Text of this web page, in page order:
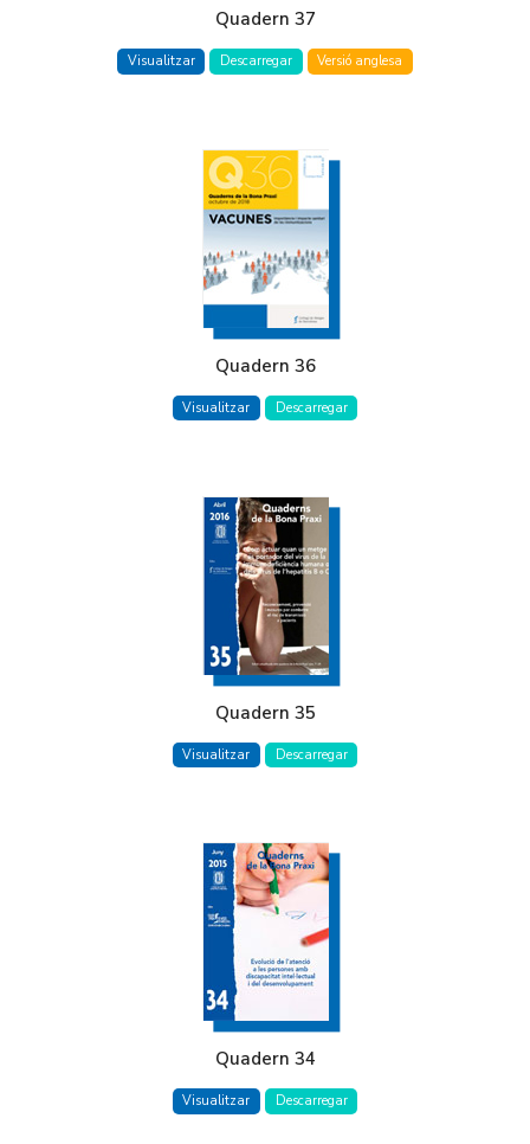
Quadern 37
Visualitzar Descarregar Versió anglesa
Quadern 36
Visualitzar Descarregar
Quadern 35
Visualitzar Descarregar
Quadern 34
Visualitzar Descarregar